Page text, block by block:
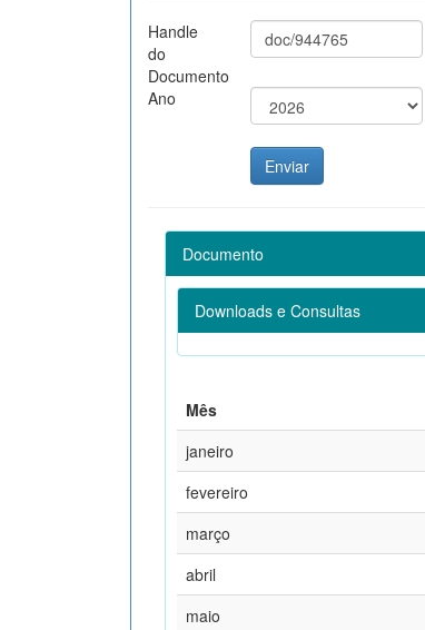
Handle
do
Documento
Ano
Documento
Downloads e Consultas
Mês
janeiro
fevereiro
março
abril
maio